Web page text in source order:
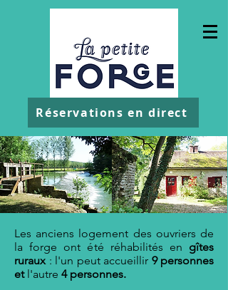
Réservations en direct
Les anciens logement des ouvriers de
la forge ont été réhabilités en gîtes
ruraux : l'un peut accueillir 9 personnes
etl'autre 4 personnes.